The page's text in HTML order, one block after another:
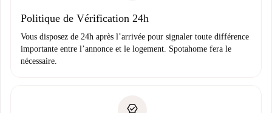
Politique de Vérification 24h
Vous disposez de 24h après l’arrivée pour signaler toute différence
importante entre l’annonce et le logement. Spotahome fera le
nécessaire.